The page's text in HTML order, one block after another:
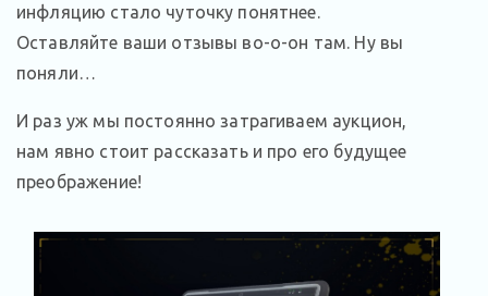
инфляцию стало чуточку понятнее.
Оставляйте ваши отзывы во-о-он там. Ну вы
поняли…
И раз уж мы постоянно затрагиваем аукцион,
нам явно стоит рассказать и про его будущее
преображение!